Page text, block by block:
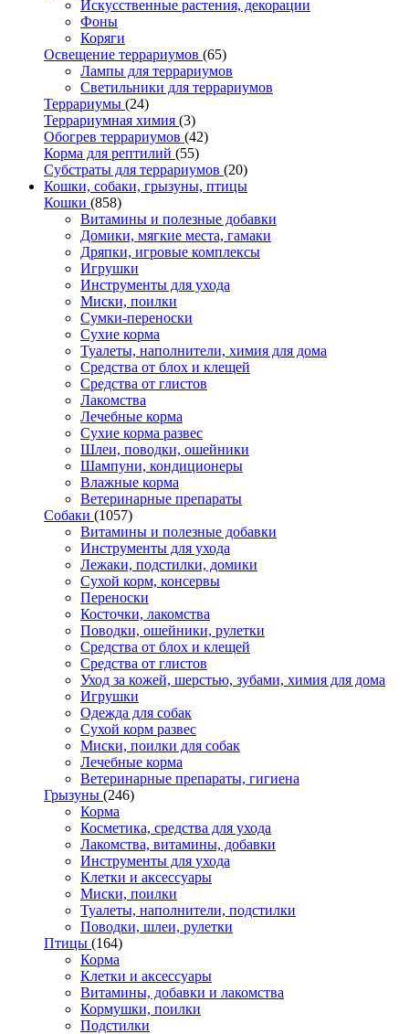
Искусственные растения, декорации
Фоны
Коряги
Освещение террариумов (65)
Лампы для террариумов
Светильники для террариумов
Террариумы (24)
Террариумная химия (3)
Обогрев террариумов (42)
Корма для рептилий (55)
Субстраты для террариумов (20)
Кошки, собаки, грызуны, птицы
Кошки (858)
Витамины и полезные добавки
Домики, мягкие места, гамаки
Дряпки, игровые комплексы
Игрушки
Инструменты для ухода
Миски, поилки
Сумки-переноски
Сухие корма
Туалеты, наполнители, химия для дома
Средства от блох и клещей
Средства от глистов
Лакомства
Лечебные корма
Сухие корма развес
Шлеи, поводки, ошейники
Шампуни, кондиционеры
Влажные корма
Ветеринарные препараты
Собаки (1057)
Витамины и полезные добавки
Инструменты для ухода
Лежаки, подстилки, домики
Сухой корм, консервы
Переноски
Косточки, лакомства
Поводки, ошейники, рулетки
Средства от блох и клещей
Средства от глистов
Уход за кожей, шерстью, зубами, химия для дома
Игрушки
Одежда для собак
Сухой корм развес
Миски, поилки для собак
Лечебные корма
Ветеринарные препараты, гигиена
Грызуны (246)
Корма
Косметика, средства для ухода
Лакомства, витамины, добавки
Инструменты для ухода
Клетки и аксессуары
Миски, поилки
Туалеты, наполнители, подстилки
Поводки, шлеи, рулетки
Птицы (164)
Корма
Клетки и аксессуары
Витамины, добавки и лакомства
Кормушки, поилки
Подстилки